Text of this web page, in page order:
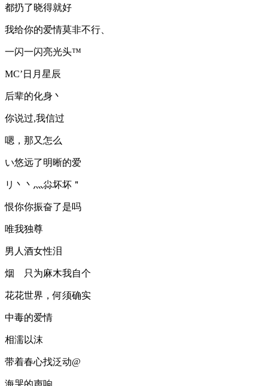
都扔了晓得就好
我给你的爱情莫非不行、
一闪一闪亮光头™
MC’日月星辰
后辈的化身丶
你说过,我信过
嗯，那又怎么
い悠远了明晰的爱
リ丶丶灬尛坏坏＂
恨你你振奋了是吗
唯我独尊
男人酒女性泪
烟ゞ只为麻木我自个
花花世界，何须确实
中毒的爱情
相濡以沫
带着春心找泛动@